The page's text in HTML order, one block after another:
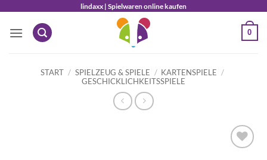
springen
lindaxx | Spielwaren online kaufen
0
START / SPIELZEUG & SPIELE / KARTENSPIELE /
GESCHICKLICHKEITSSPIELE